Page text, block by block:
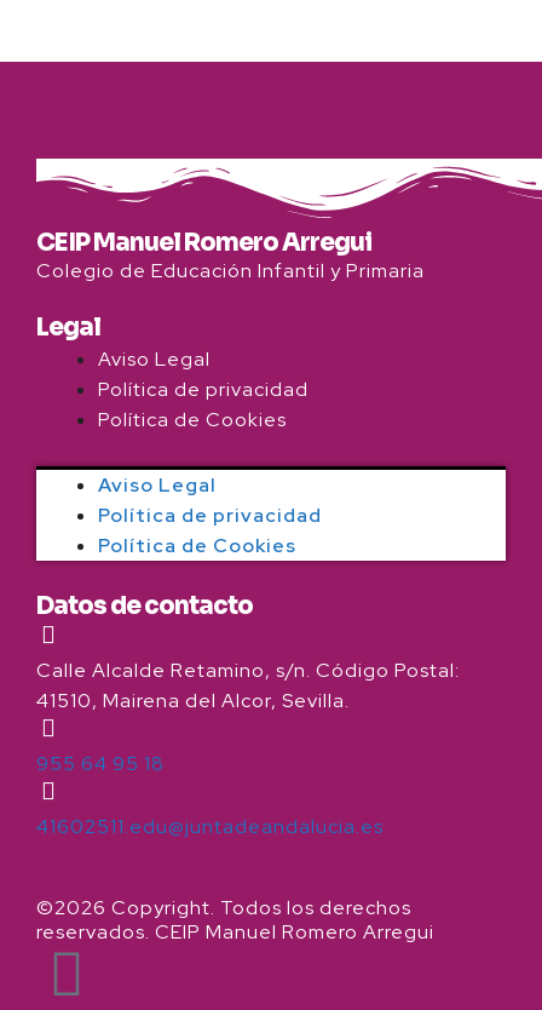
CEIP Manuel Romero Arregui
Colegio de Educación Infantil y Primaria
Legal
Aviso Legal
Política de privacidad
Política de Cookies
Aviso Legal
Política de privacidad
Política de Cookies
Datos de contacto
Calle Alcalde Retamino, s/n. Código Postal:
41510, Mairena del Alcor, Sevilla.
955 64 95 18
41602511.edu@juntadeandalucia.es
©2026 Copyright. Todos los derechos
reservados. CEIP Manuel Romero Arregui